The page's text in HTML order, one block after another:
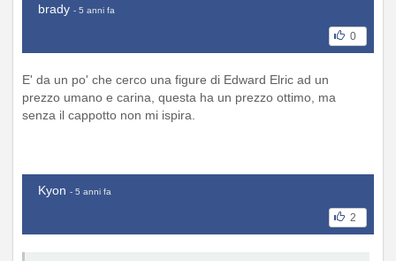
brady - 5 anni fa
0
E' da un po' che cerco una figure di Edward Elric ad un
prezzo umano e carina, questa ha un prezzo ottimo, ma
senza il cappotto non mi ispira.
Kyon - 5 anni fa
2